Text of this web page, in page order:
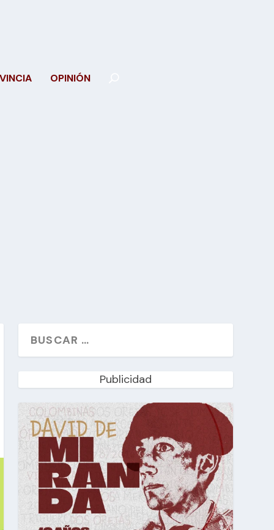
OPINIÓN
Publicidad